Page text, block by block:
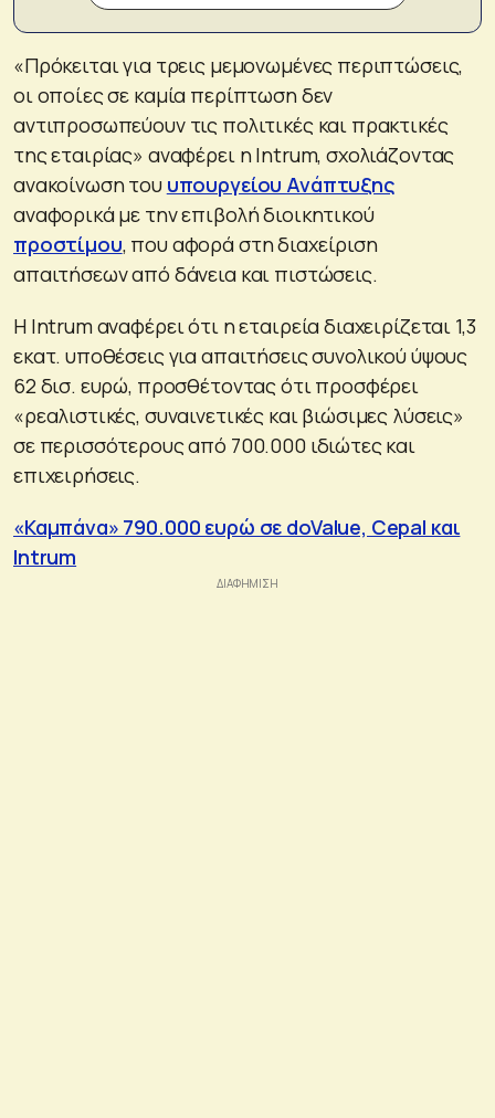
«Πρόκειται για τρεις μεμονωμένες περιπτώσεις,
οι οποίες σε καμία περίπτωση δεν
αντιπροσωπεύουν τις πολιτικές και πρακτικές
της εταιρίας» αναφέρει η Intrum, σχολιάζοντας
ανακοίνωση του υπουργείου Ανάπτυξης
αναφορικά με την επιβολή διοικητικού
προστίμου, που αφορά στη διαχείριση
απαιτήσεων από δάνεια και πιστώσεις.
Η Intrum αναφέρει ότι η εταιρεία διαχειρίζεται 1,3
εκατ. υποθέσεις για απαιτήσεις συνολικού ύψους
62 δισ. ευρώ, προσθέτοντας ότι προσφέρει
«ρεαλιστικές, συναινετικές και βιώσιμες λύσεις»
σε περισσότερους από 700.000 ιδιώτες και
επιχειρήσεις.
«Καμπάνα» 790.000 ευρώ σε doValue, Cepal και
Intrum